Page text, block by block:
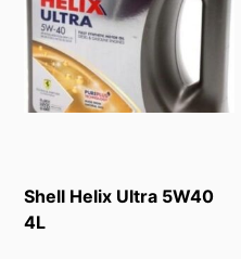
Shell Helix Ultra 5W40
4L